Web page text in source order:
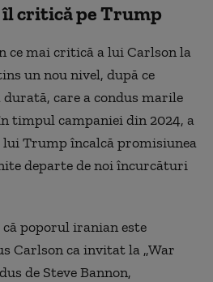
critică pe Trump
ce mai critică a lui Carlson la
un nou nivel, după ce
care a condus marile
timpul campaniei din 2024, a
Trump încalcă promisiunea
departe de noi încurcături
poporul iranian este
Carlson ca invitat la „War
de Steve Bannon,